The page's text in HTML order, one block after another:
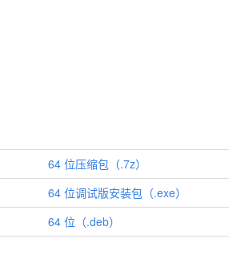
64 位压缩包（.7z）
64 位调试版安装包（.exe）
64 位（.deb）